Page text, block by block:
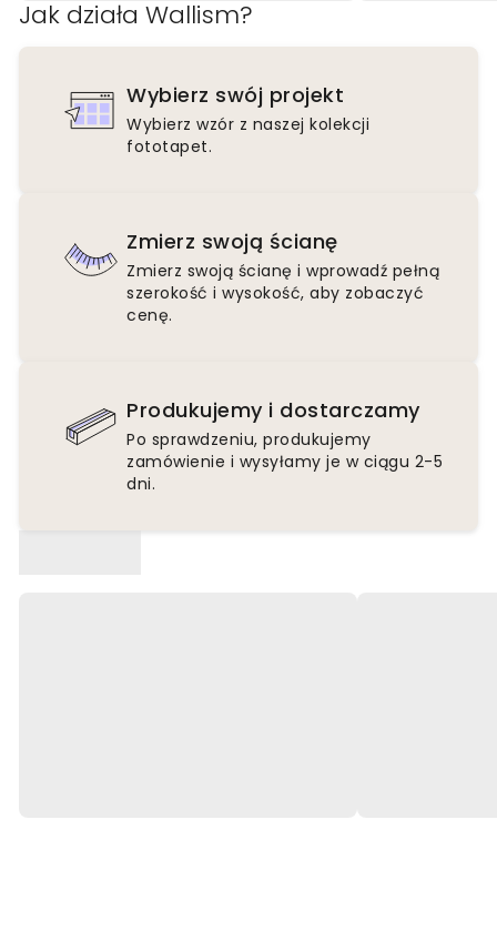
Jak działa Wallism?
Wybierz swój projekt
Wybierz wzór z naszej kolekcji
fototapet.
Zmierz swoją ścianę
Zmierz swoją ścianę i wprowadź pełną
szerokość i wysokość, aby zobaczyć
cenę.
Produkujemy i dostarczamy
Po sprawdzeniu, produkujemy
zamówienie i wysyłamy je w ciągu 2-5
dni.